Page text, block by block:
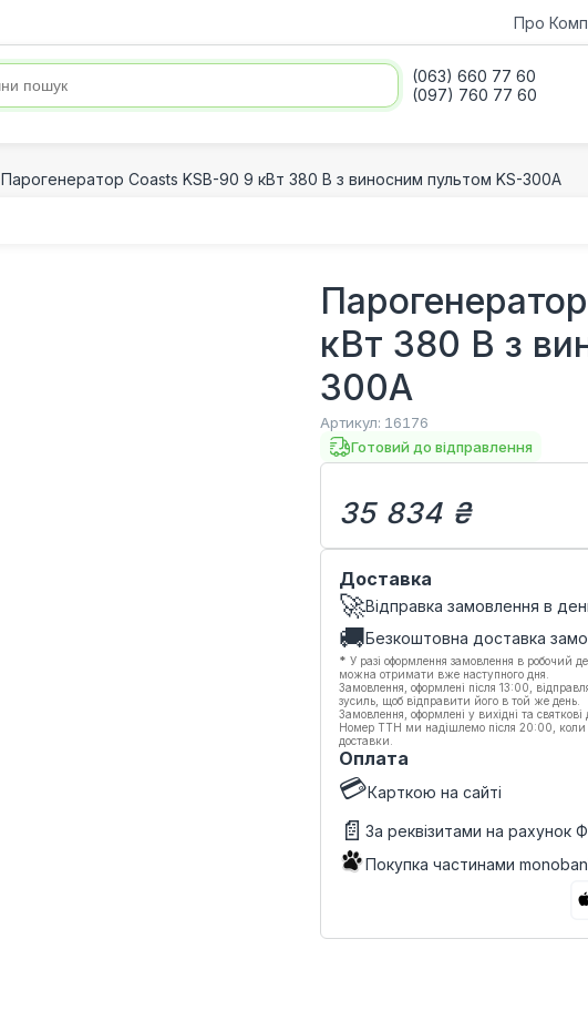
Про
(063) 660 77 60
(097) 760 77 60
Парогенератор Coasts KSB-90 9 кВт 380 В з виносним пультом KS-300A
кВт 380 В з
300A
Артикул: 16176
Готовий до відправлення
35 834 ₴
Доставка
🚀Відправка замовлення в
🚚Безкоштовна доставка
* У разі оформлення замовлення в робочий
можна отримати вже наступного дня.
Замовлення, оформлені після 13:00,
зусиль, щоб відправити його в той же день.
Замовлення, оформлені у вихідні та
Номер ТТН ми надішлемо після 20:00, коли
доставки.
Оплата
💳Карткою на сайті
📄 За реквізитами на
Покупка частинами